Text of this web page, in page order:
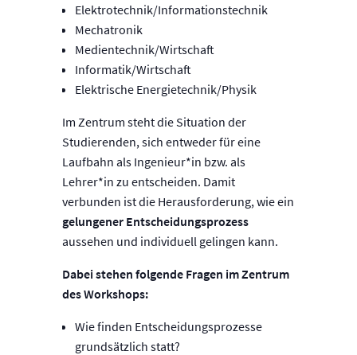
Elektrotechnik/Informationstechnik
Mechatronik
Medientechnik/Wirtschaft
Informatik/Wirtschaft
Elektrische Energietechnik/Physik
Im Zentrum steht die Situation der
Studierenden, sich entweder für eine
Laufbahn als Ingenieur*in bzw. als
Lehrer*in zu entscheiden. Damit
verbunden ist die Herausforderung, wie ein
gelungener Entscheidungsprozess
aussehen und individuell gelingen kann.
Dabei stehen folgende Fragen im Zentrum
des Workshops:
Wie finden Entscheidungsprozesse
grundsätzlich statt?